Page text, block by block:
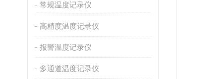
常规温度记录仪
高精度温度记录仪
报警温度记录仪
多通道温度记录仪